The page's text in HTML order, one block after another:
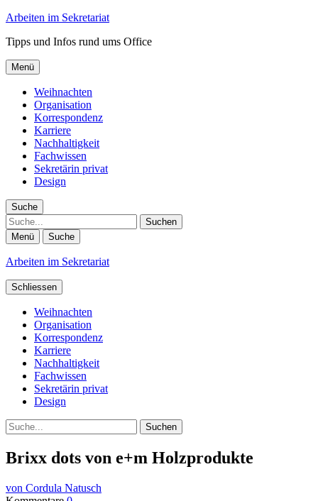
Arbeiten im Sekretariat
Tipps und Infos rund ums Office
Menü
Weihnachten
Organisation
Korrespondenz
Karriere
Nachhaltigkeit
Fachwissen
Sekretärin privat
Design
Suche
Suche
Menü Suche
Arbeiten im Sekretariat
Schliessen
Weihnachten
Organisation
Korrespondenz
Karriere
Nachhaltigkeit
Fachwissen
Sekretärin privat
Design
Suche
Brixx dots von e+m Holzprodukte
von Cordula Natusch